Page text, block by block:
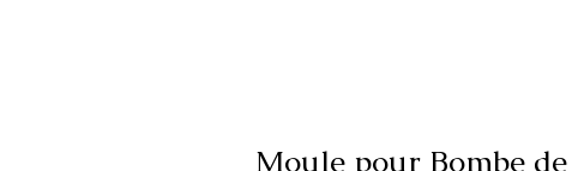
Moule pour Bombe de